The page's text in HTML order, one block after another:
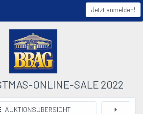
Jetzt anmelden!
ONLINE-SALE 2022
AUKTIONSÜBERSICHT